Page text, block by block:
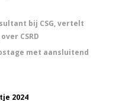
bij CSG, vertelt
CSRD
met aansluitend
2024